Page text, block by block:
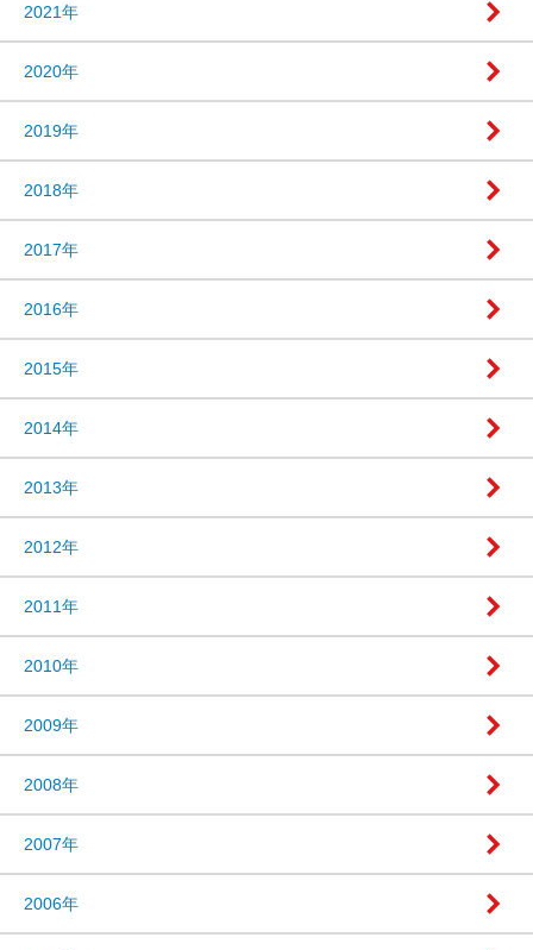
2021年
2020年
2019年
2018年
2017年
2016年
2015年
2014年
2013年
2012年
2011年
2010年
2009年
2008年
2007年
2006年